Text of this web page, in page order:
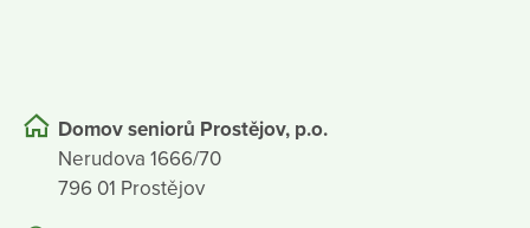
Domov seniorů Prostějov, p.o.
Nerudova 1666/70
796 01 Prostějov